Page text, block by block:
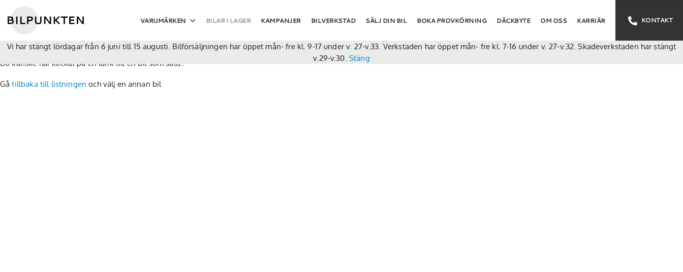
VARUMÄRKEN BILAR I LAGER KAMPANJER BILVERKSTAD SÄLJ DIN BIL BOKA PROVKÖRNING DÄCKBYTE OM OSS KARRIÄR KONTAKT
Vi har stängt lördagar från 6 juni till 15 augusti. Bilförsäljningen har öppet mån- fre kl. 9-17 under v. 27-v.33. Verkstaden har öppet mån- fre kl. 7-16 under v. 27-v.32. Skadeverkstaden har stängt
v.29-v.30. Stäng
Warning: Undefined variable $url in /home/bilpunkt/public_html/wp-content/plugins/swapi-bytbil/swapi-bytbil.php on line1045
Hittade inte vald bil
Du kanske har klickat på en länk till en bil som såld..
Gåtillbaka till listningen och välj en annan bil